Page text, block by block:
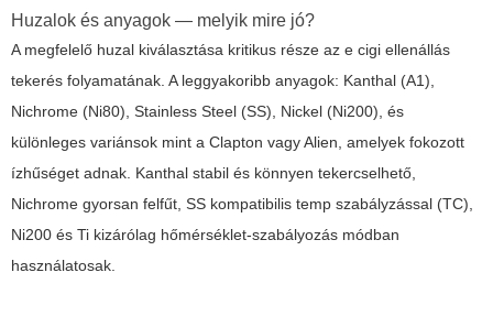
Huzalok és anyagok — melyik mire jó?
A megfelelő huzal kiválasztása kritikus része az e cigi ellenállás
tekerés folyamatának. A leggyakoribb anyagok: Kanthal (A1),
Nichrome (Ni80), Stainless Steel (SS), Nickel (Ni200), és
különleges variánsok mint a Clapton vagy Alien, amelyek fokozott
ízhűséget adnak. Kanthal stabil és könnyen tekercselhető,
Nichrome gyorsan felfűt, SS kompatibilis temp szabályzással (TC),
Ni200 és Ti kizárólag hőmérséklet-szabályozás módban
használatosak.